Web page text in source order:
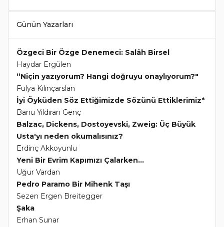
Günün Yazarları
Özgeci Bir Özge Denemeci: Salâh Birsel
Haydar Ergülen
“Niçin yazıyorum? Hangi doğruyu onaylıyorum?"
Fulya Kılınçarslan
İyi Öyküden Söz Ettiğimizde Sözünü Ettiklerimiz*
Banu Yıldıran Genç
Balzac, Dickens, Dostoyevski, Zweig: Üç Büyük
Usta'yı neden okumalısınız?
Erdinç Akkoyunlu
Yeni Bir Evrim Kapımızı Çalarken...
Uğur Vardan
Pedro Paramo Bir Mihenk Taşı
Sezen Ergen Breitegger
Şaka
Erhan Sunar